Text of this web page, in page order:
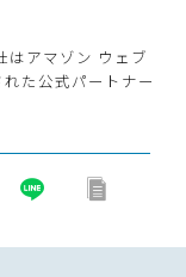
はアマゾン ウェブ
た公式パートナー